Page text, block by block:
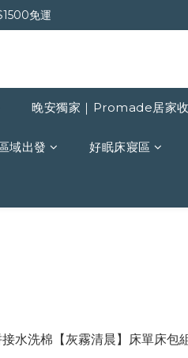
現折$30
現折$30
晚安獨家｜Promade居家
域出發 好眠床寢區